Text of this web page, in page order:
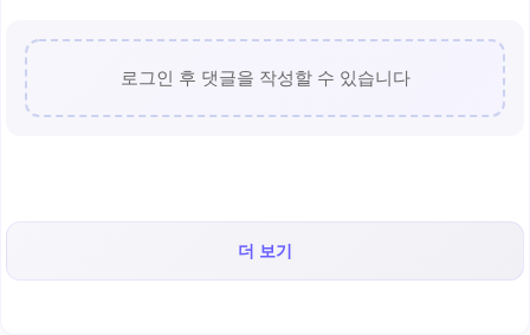
로그인 후 댓글을 작성할 수 있습니다
더 보기